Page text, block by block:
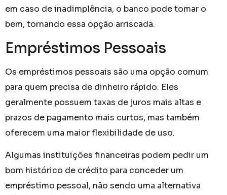
em caso de inadimplência, o banco pode tomar o
bem, tornando essa opção arriscada.
Empréstimos Pessoais
Os empréstimos pessoais são uma opção comum
para quem precisa de dinheiro rápido. Eles
geralmente possuem taxas de juros mais altas e
prazos de pagamento mais curtos, mas também
oferecem uma maior flexibilidade de uso.
Algumas instituições financeiras podem pedir um
bom histórico de crédito para conceder um
empréstimo pessoal, não sendo uma alternativa